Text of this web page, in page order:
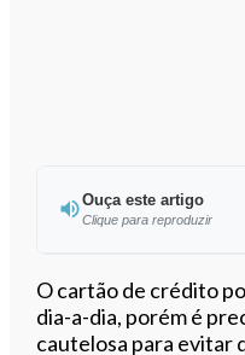
Ouça este artigo
Clique para reproduzir
Ouvir
O cartão de crédito
dia-a-dia, porém é
cautelosa para evitar